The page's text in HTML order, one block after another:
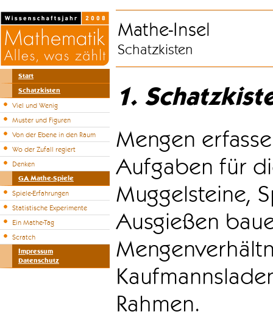
Start
Schatzkisten
Viel und Wenig
Muster und Figuren
Von der Ebene in den Raum
Wo der Zufall regiert
Denken
GA Mathe-Spiele
Spiele-Erfahrungen
Statistische Experimente
Ein Mathe-Tag
Scratch
Impressum
Datenschutz
Mathe-Insel
Schatzkisten
1.
Mengen
Aufgaben für
Muggelsteine,
Ausgießen
Rahmen.